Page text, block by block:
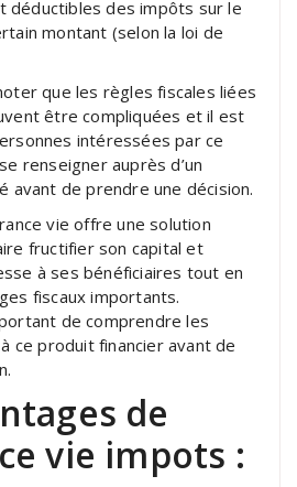
déductibles des impôts sur le
montant (selon la loi de
que les règles fiscales liées
être compliquées et il est
intéressées par ce
renseigner auprès d’un
avant de prendre une décision.
vie offre une solution
fructifier son capital et
à ses bénéficiaires tout en
fiscaux importants.
de comprendre les
ce produit financier avant de
de
vie impots :